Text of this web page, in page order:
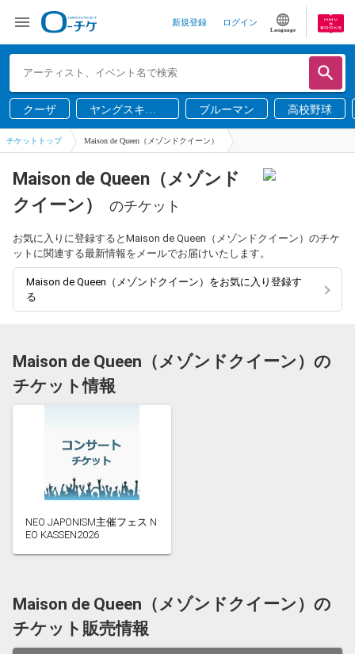
新規登録 ログイン
Language
クーザ
ヤングスキニ
ー
ブルーマン 高校野球
チケットトップ Maison de Queen（メゾンドクイーン）
Maison de Queen（メゾンド
クイーン）
のチケット
お気に入りに登録するとMaison de Queen（メゾンドクイーン）のチケ
ットに関連する最新情報をメールでお届けいたします。
Maison de Queen（メゾンドクイーン）をお気に入り登録す
る
Maison de Queen（メゾンドクイーン）の
チケット情報
NEO JAPONISM主催フェス N
EO KASSEN2026
Maison de Queen（メゾンドクイーン）の
チケット販売情報